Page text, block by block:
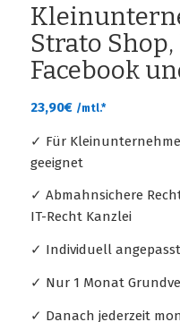
Strato Shop,
Facebook
23,90€ /mtl.*
✓ Für
geeignet
✓ Abmahnsichere
IT-Recht Kanzlei
✓ Individuell
✓ Nur 1 Monat
✓ Danach jederzeit